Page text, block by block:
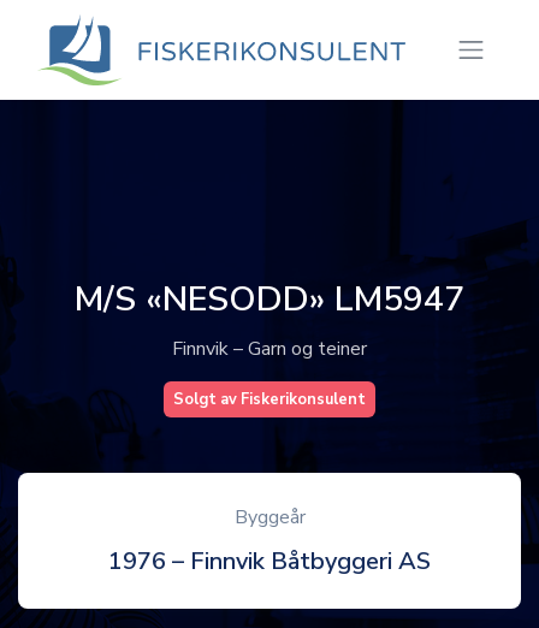
M/S «NESODD» LM5947
Finnvik – Garn og teiner
Solgt av Fiskerikonsulent
Byggeår
1976 – Finnvik Båtbyggeri AS